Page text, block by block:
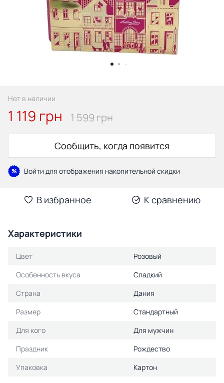
Нет в наличии
1 119 грн 1 599 грн
Сообщить, когда появится
% Войти для отображения накопительной скидки
В избранное К сравнению
Характеристики
Цвет
Розовый
Особенность вкуса
Сладкий
Страна
Дания
Размер
Стандартный
Для кого
Для мужчин
Праздник
Рождество
Упаковка
Картон